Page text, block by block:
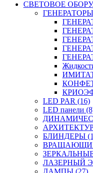
СВЕТОВОЕ
LED PAR (16)
LED панели
БЛИНДЕРЫ
ЛАЗЕРНЫЙ
ЛАМПЫ (27)